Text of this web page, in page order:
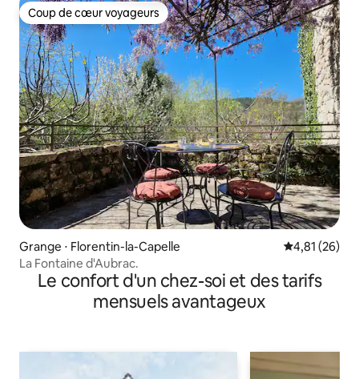
Coup de cœur voyageurs
Coup de cœur voyageurs
Grange ⋅ Florentin-la-Capelle Évaluation
4,81 (26)
La Fontaine d'Aubrac.
Le confort d'un chez-soi et des tarifs
mensuels avantageux